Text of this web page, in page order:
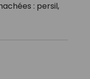
: persil,